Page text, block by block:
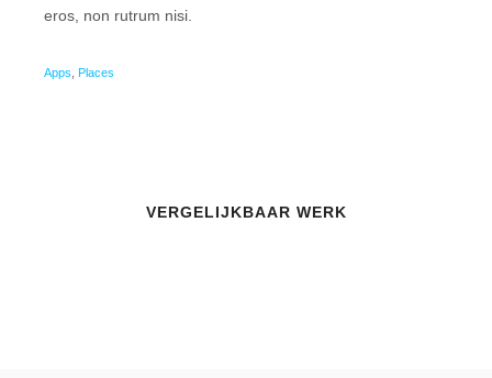
eros, non rutrum nisi.
Apps, Places
VERGELIJKBAAR WERK